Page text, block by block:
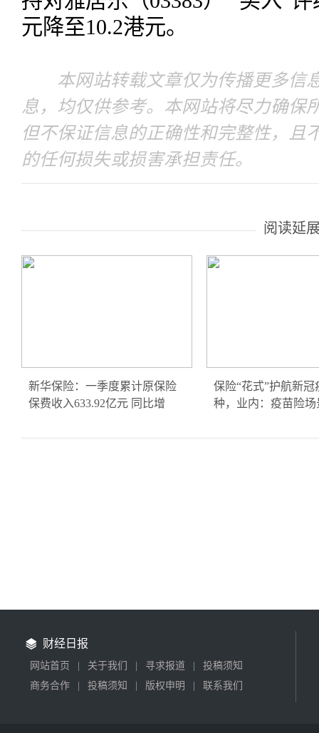
元降至10.2港元。
本网站转载文章仅为传播更多信
息，均仅供参考。本网站将尽力确保
但不保证信息的正确性和完整性，且
的任何损失或损害承担责任。
阅读延
新华保险：一季度累计原保险
保费收入633.92亿元 同比增
保险“花式”护航新冠
种，业内：疫苗险场
财经日报
网站首页 关于我们 寻求报道
投稿须知
商务合作
投稿须知 版权申明 联系我们